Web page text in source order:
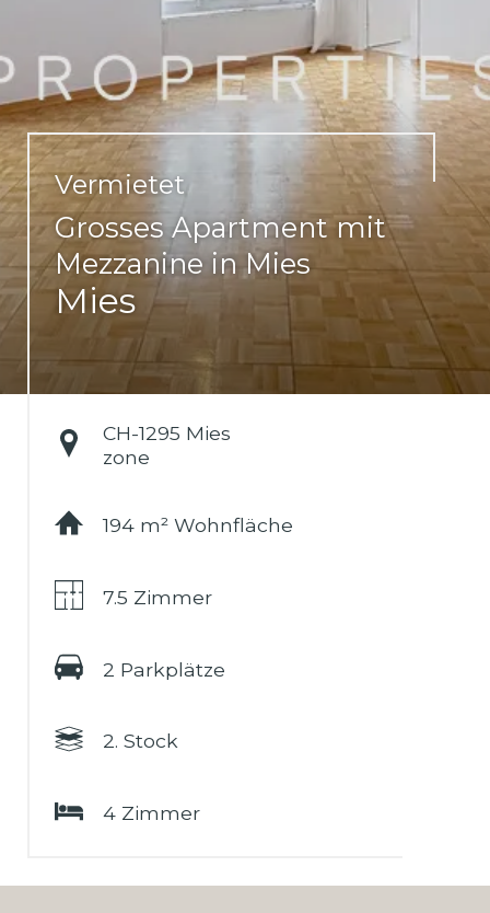
Vermietet
Grosses Apartment mit
Mezzanine in Mies
Mies
CH-1295 Mies
zone
194 m² Wohnfläche
7.5 Zimmer
2 Parkplätze
2. Stock
4 Zimmer